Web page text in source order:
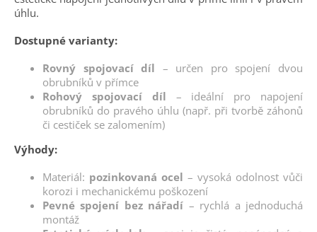
úhlu.
Dostupné varianty:
Rovný spojovací díl – určen pro spojení dvou
obrubníků v přímce
Rohový spojovací díl – ideální pro napojení
obrubníků do pravého úhlu (např. při tvorbě záhonů
či cestiček se zalomením)
Výhody:
Materiál: pozinkovaná ocel – vysoká odolnost vůči
korozi i mechanickému poškození
Pevné spojení bez nářadí – rychlá a jednoduchá
montáž